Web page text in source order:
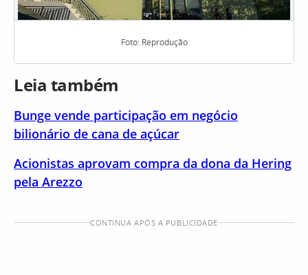
Foto: Reprodução
Leia também
Bunge vende participação em negócio
bilionário de cana de açúcar
Acionistas aprovam compra da dona da Hering
pela Arezzo
CONTINUA APÓS A PUBLICIDADE